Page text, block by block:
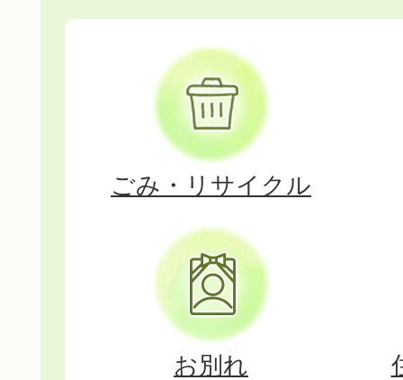
2026年07月31日
広報かつらぎ8月号を発行
2026年07月31日
【相撲館】「1日館長」＆
加者を募集します
2026年07月31日
あそぼ～よ☆きっず
2026年07月30日
ごみ・リサイクル
お別れ